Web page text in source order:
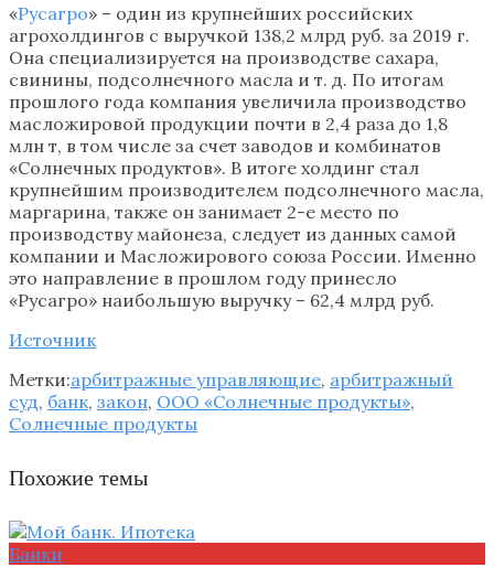
«Русагро» – один из крупнейших российских
агрохолдингов с выручкой 138,2 млрд руб. за 2019 г.
Она специализируется на производстве сахара,
свинины, подсолнечного масла и т. д. По итогам
прошлого года компания увеличила производство
масложировой продукции почти в 2,4 раза до 1,8
млн т, в том числе за счет заводов и комбинатов
«Солнечных продуктов». В итоге холдинг стал
крупнейшим производителем подсолнечного масла,
маргарина, также он занимает 2-е место по
производству майонеза, следует из данных самой
компании и Масложирового союза России. Именно
это направление в прошлом году принесло
«Русагро» наибольшую выручку – 62,4 млрд руб.
Источник
Метки:арбитражные управляющие, арбитражный
суд, банк, закон, ООО «Солнечные продукты»,
Солнечные продукты
Похожие темы
Банки